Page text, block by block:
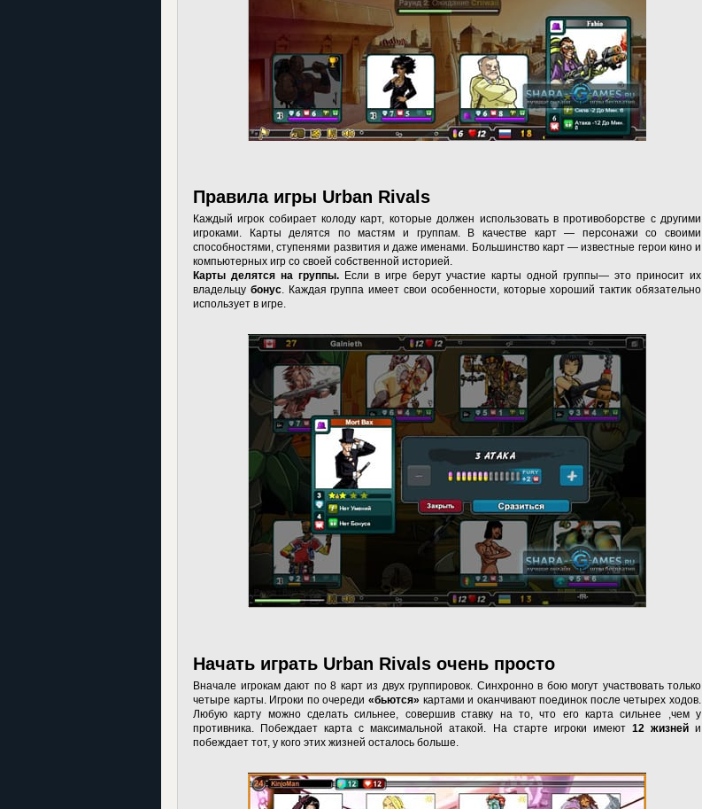
Правила игры Urban Rivals
Каждый игрок собирает колоду карт, которые должен использовать в противоборстве с другими
игроками. Карты делятся по мастям и группам. В качестве карт — персонажи со своими
способностями, ступенями развития и даже именами. Большинство карт — известные герои кино и
компьютерных игр со своей собственной историей.
Карты делятся на группы.Если в игре берут участие карты одной группы— это приносит их
владельцу бонус. Каждая группа имеет свои особенности, которые хороший тактик обязательно
использует в игре.
Начать играть Urban Rivals очень просто
Вначале игрокам дают по 8 карт из двух группировок. Синхронно в бою могут участвовать только
четыре карты. Игроки по очереди «бьются» картами и оканчивают поединок после четырех ходов.
Любую карту можно сделать сильнее, совершив ставку на то, что его карта сильнее ,чем у
противника. Побеждает карта с максимальной атакой. На старте игроки имеют 12 жизнейи
побеждает тот, у кого этих жизней осталось больше.